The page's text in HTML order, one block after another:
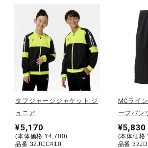
バレーボール
テニス／ソフトテニス
バドミントン
陸上競技
タフジャージジャケット ジ
ュニア
¥5,170
(本体価格 ¥4,700)
品番 32JCC410
MCライ
ーフパン
¥5,830
(本体価格
品番